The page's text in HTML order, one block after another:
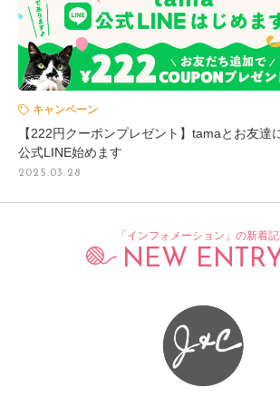
キャンペーン
【222円クーポンプレゼント】tamaとお友
公式LINE始めます
2025.03.28
「インフォメーション」の新着
NEW